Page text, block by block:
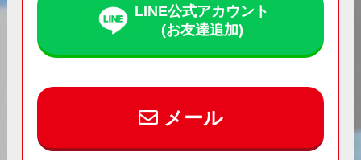
LINE公式アカウント
(お友達追加)
メール